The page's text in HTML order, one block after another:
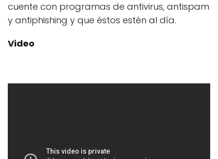
cuente con programas de antivirus, antispam
y antiphishing y que éstos estén al día.
Video